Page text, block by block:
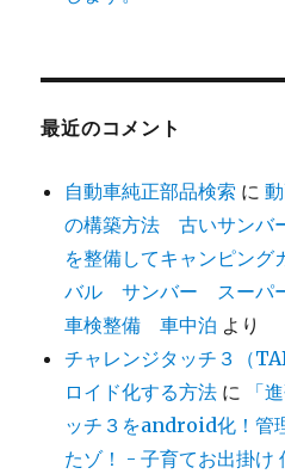
最近のコメント
自動車純正部品検索 に
の構築方法 古いサンバ
を整備してキャンピング
バル サンバー スーパ
車検整備 車中泊 より
チャレンジタッチ３（
ロイド化する方法 に
「
ッチ３をandroid化！管
たゾ！ - 子育てお出掛け